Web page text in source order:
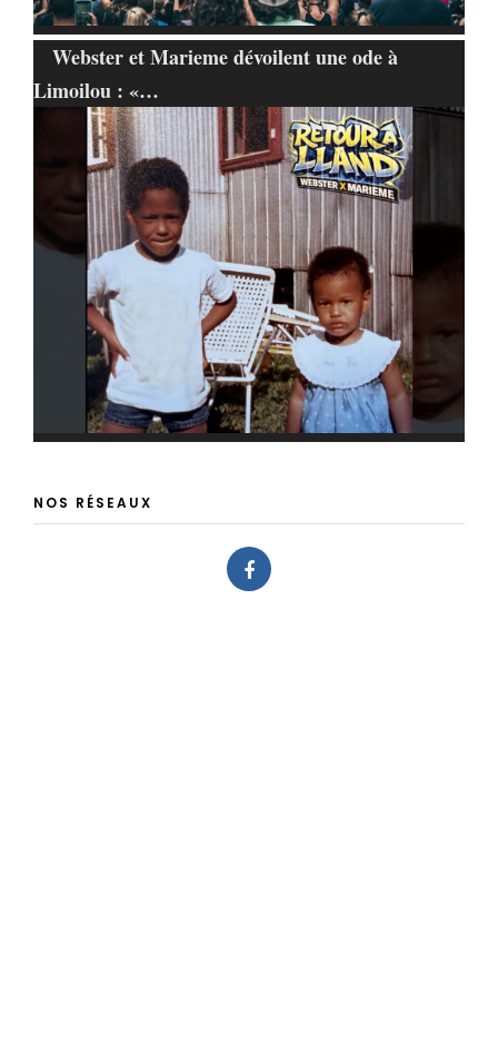
Webster et Marieme dévoilent une ode à
Limoilou : «…
NOS RÉSEAUX